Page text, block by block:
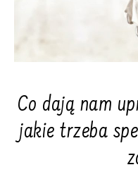
Co dają nam
jakie trzeba